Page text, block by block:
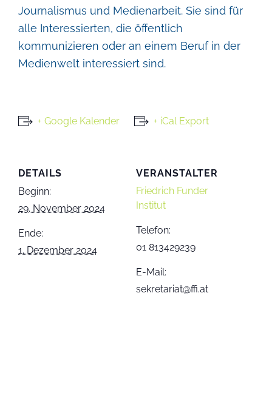
Journalismus und Medienarbeit. Sie sind für
alle Interessierten, die öffentlich
kommunizieren oder an einem Beruf in der
Medienwelt interessiert sind.
+ Google Kalender + iCal Export
DETAILS
Beginn:
29. November 2024
Ende:
1. Dezember 2024
VERANSTALTER
Friedrich Funder
Institut
Telefon:
01 813429239
E-Mail:
sekretariat@ffi.at